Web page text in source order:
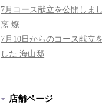
7月コース献立を公開しま
烹 燎
7月10日からのコース献立
した 海山邸
店舗ページ